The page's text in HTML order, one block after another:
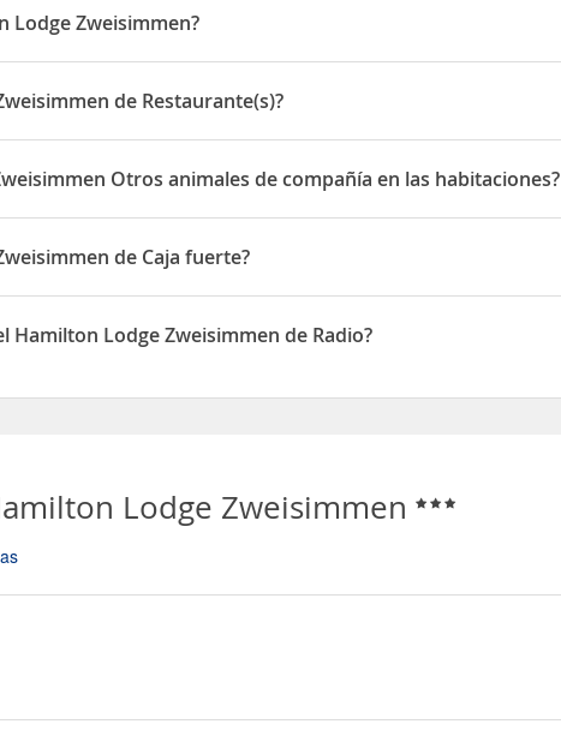
Lodge Zweisimmen?
situado en Rinderbergstrasse 26
de Restaurante(s)?
de Restaurante(s)
Otros animales de compañía en las habitaciones?
permite Otros animales de compañía en las habitaciones
de Caja fuerte?
dispone de Caja fuerte
Hamilton Lodge Zweisimmen de Radio?
Lodge Zweisimmen